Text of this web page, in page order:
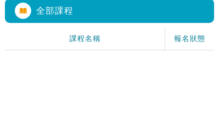
全部課程
課程名稱 報名狀態